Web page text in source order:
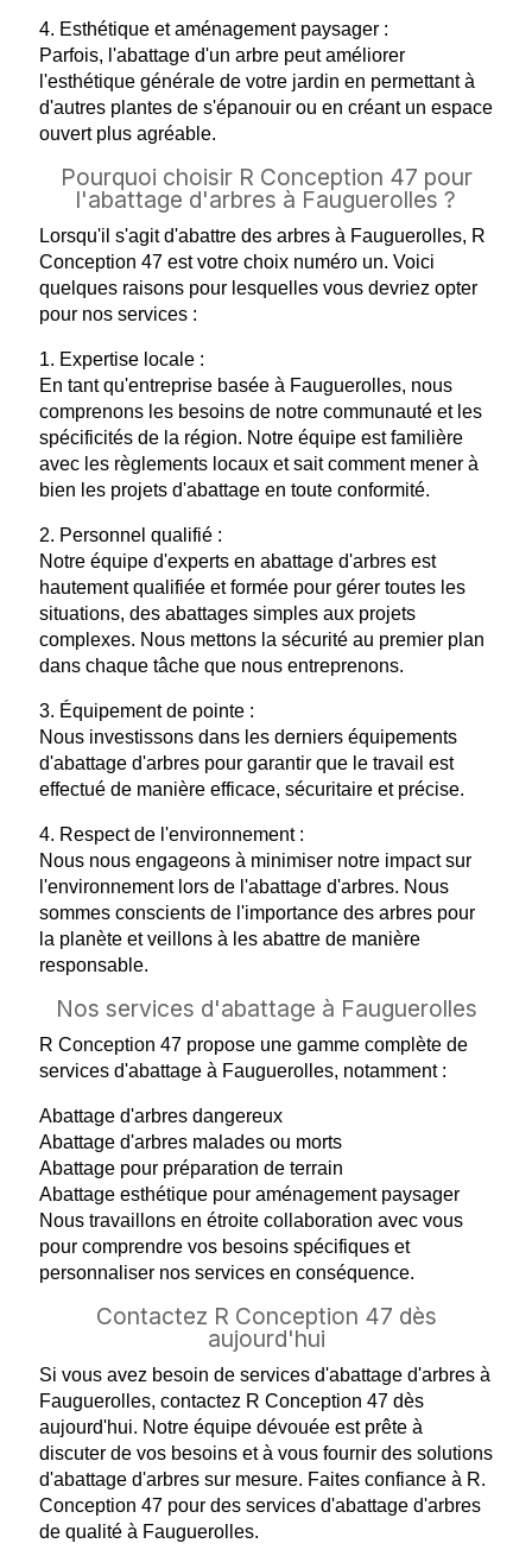
4. Esthétique et aménagement paysager :
Parfois, l'abattage d'un arbre peut améliorer
l'esthétique générale de votre jardin en permettant à
d'autres plantes de s'épanouir ou en créant un espace
ouvert plus agréable.
Pourquoi choisir R Conception 47 pour
l'abattage d'arbres à Fauguerolles ?
Lorsqu'il s'agit d'abattre des arbres à Fauguerolles, R
Conception 47 est votre choix numéro un. Voici
quelques raisons pour lesquelles vous devriez opter
pour nos services :
1. Expertise locale :
En tant qu'entreprise basée à Fauguerolles, nous
comprenons les besoins de notre communauté et les
spécificités de la région. Notre équipe est familière
avec les règlements locaux et sait comment mener à
bien les projets d'abattage en toute conformité.
2. Personnel qualifié :
Notre équipe d'experts en abattage d'arbres est
hautement qualifiée et formée pour gérer toutes les
situations, des abattages simples aux projets
complexes. Nous mettons la sécurité au premier plan
dans chaque tâche que nous entreprenons.
3. Équipement de pointe :
Nous investissons dans les derniers équipements
d'abattage d'arbres pour garantir que le travail est
effectué de manière efficace, sécuritaire et précise.
4. Respect de l'environnement :
Nous nous engageons à minimiser notre impact sur
l'environnement lors de l'abattage d'arbres. Nous
sommes conscients de l'importance des arbres pour
la planète et veillons à les abattre de manière
responsable.
Nos services d'abattage à Fauguerolles
R Conception 47 propose une gamme complète de
services d'abattage à Fauguerolles, notamment :
Abattage d'arbres dangereux
Abattage d'arbres malades ou morts
Abattage pour préparation de terrain
Abattage esthétique pour aménagement paysager
Nous travaillons en étroite collaboration avec vous
pour comprendre vos besoins spécifiques et
personnaliser nos services en conséquence.
Contactez R Conception 47 dès
aujourd'hui
Si vous avez besoin de services d'abattage d'arbres à
Fauguerolles, contactez R Conception 47 dès
aujourd'hui. Notre équipe dévouée est prête à
discuter de vos besoins et à vous fournir des solutions
d'abattage d'arbres sur mesure. Faites confiance à R.
Conception 47 pour des services d'abattage d'arbres
de qualité à Fauguerolles.